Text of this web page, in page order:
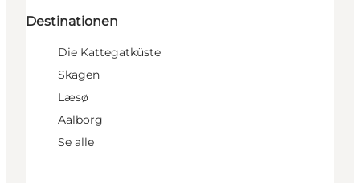
Destinationen
Die Kattegatküste
Skagen
Læsø
Aalborg
Se alle